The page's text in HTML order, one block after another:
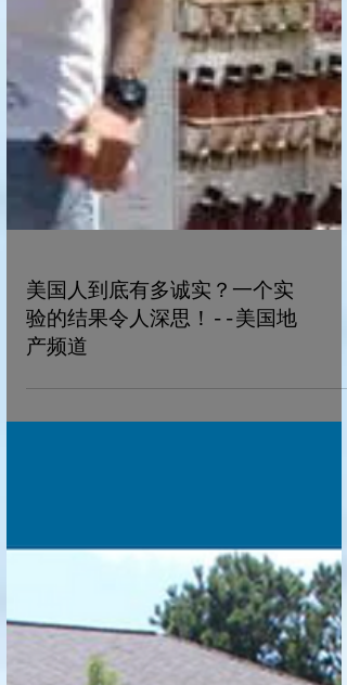
验的结果令人深思！--美国地
产频道